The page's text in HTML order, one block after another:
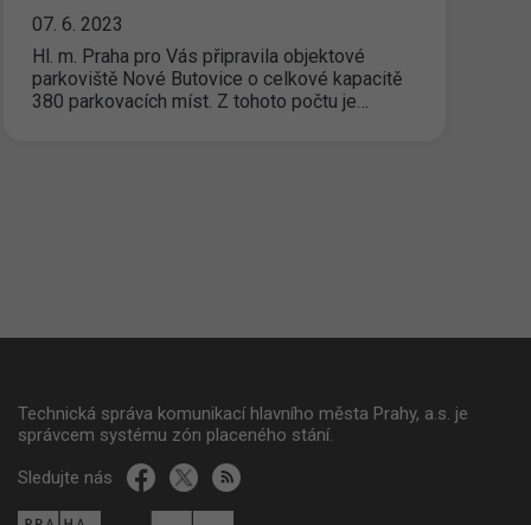
07. 6. 2023
Hl. m. Praha pro Vás připravila objektové
parkoviště Nové Butovice o celkové kapacitě
380 parkovacích míst. Z tohoto počtu je…
Technická správa komunikací hlavního města Prahy, a.s. je
správcem systému zón placeného stání.
Sledujte nás